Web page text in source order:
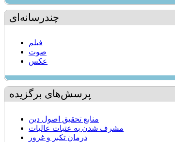
چندرسانه‌ای
فیلم
صوت
عکس
پرسش‌های برگزیده
منابع تحقيق اصول دين
مشرف شدن به عتبات عاليات
درمان تكبر و غرور